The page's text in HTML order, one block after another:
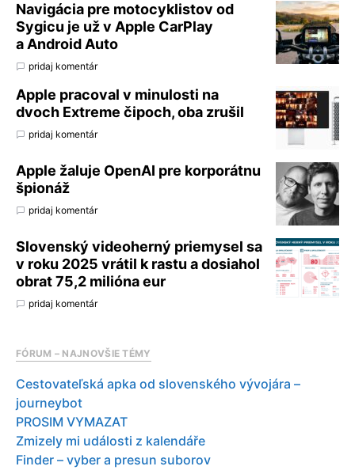
Navigácia pre motocyklistov od
Sygicu je už v Apple CarPlay
a Android Auto
pridaj komentár
Apple pracoval v minulosti na
dvoch Extreme čipoch, oba zrušil
pridaj komentár
Apple žaluje OpenAI pre korporátnu
špionáž
pridaj komentár
Slovenský videoherný priemysel sa
v roku 2025 vrátil k rastu a dosiahol
obrat 75,2 milióna eur
pridaj komentár
FÓRUM – NAJNOVŠIE TÉMY
Cestovateľská apka od slovenského vývojára –
journeybot
PROSIM VYMAZAT
Zmizely mi události z kalendáře
Finder – vyber a presun suborov